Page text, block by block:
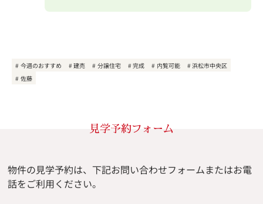
今週のおすすめ 建売 分譲住宅 完成 内覧可能
浜松市中央区
佐藤
見学予約フォーム
物件の見学予約は、下記お問い合わせフォームまたはお電
話をご利用ください。